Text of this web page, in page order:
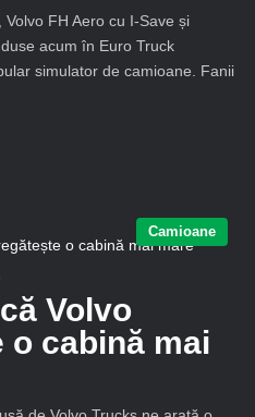
Volvo FH Aero cu I-Save și
acum în Euro Truck
simulator de camioane. Fanii
Camioane
Volvo
o cabină mai